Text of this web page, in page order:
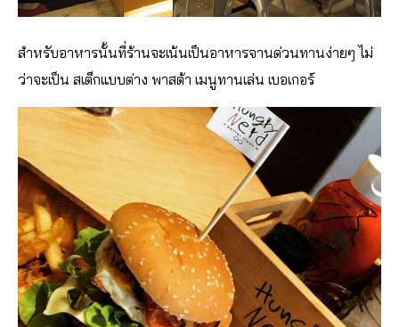
สำหรับอาหารนั้นที่ร้านจะเน้นเป็นอาหารจานด่วนทานง่ายๆ ไม่
ว่าจะเป็น สเต็กแบบต่าง พาสต้า เมนูทานเล่น เบอเกอร์